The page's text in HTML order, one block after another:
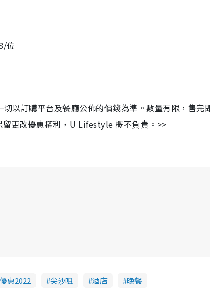
位
以訂購平台及餐廳公佈的價錢為準。數量有限，售完
更改優惠權利，U Lifestyle 概不負責。>>
惠2022 尖沙咀 酒店 晚餐